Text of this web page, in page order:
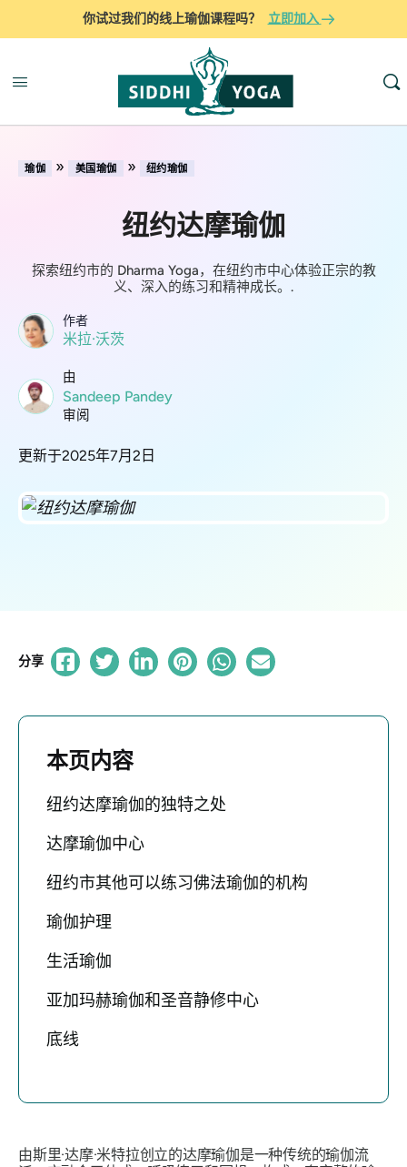
你试过我们的线上瑜伽课程吗？ 立即加入
瑜伽 » 美国瑜伽 » 纽约瑜伽
纽约达摩瑜伽
探索纽约市的 Dharma Yoga，在纽约市中心体验正宗的教
义、深入的练习和精神成长。.
作者
米拉·沃茨
由
Sandeep Pandey
审阅
更新于2025年7月2日
分享
本页内容
纽约达摩瑜伽的独特之处
达摩瑜伽中心
纽约市其他可以练习佛法瑜伽的机构
瑜伽护理
生活瑜伽
亚加玛赫瑜伽和圣音静修中心
底线
由斯里·达摩·米特拉创立的达摩瑜伽是一种传统的瑜伽流